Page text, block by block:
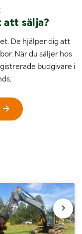
sälja?
De hjälper dig att
När du säljer hos
budgivare i